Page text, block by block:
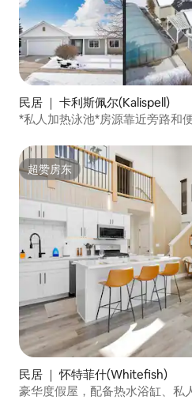
民居 ｜ 卡利斯佩尔(Kalispell)
*私人加热泳池*房源靠近旁路和
超赞房东
超赞房东
民居 ｜ 怀特菲什(Whitefish)
豪华度假屋，配备热水浴缸、私